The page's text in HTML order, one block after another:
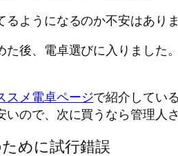
ようになるのか不安はあり
後、電卓選びに入りました
スメ電卓ページで紹介してい
いので、次に買うなら管理人
めに試行錯誤